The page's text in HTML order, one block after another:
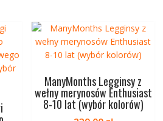
wybrać
na
stronie
produktu
można
na
ManyMonths Legginsy z
wełny merynosów Enthusiast
8-10 lat (wybór kolorów)